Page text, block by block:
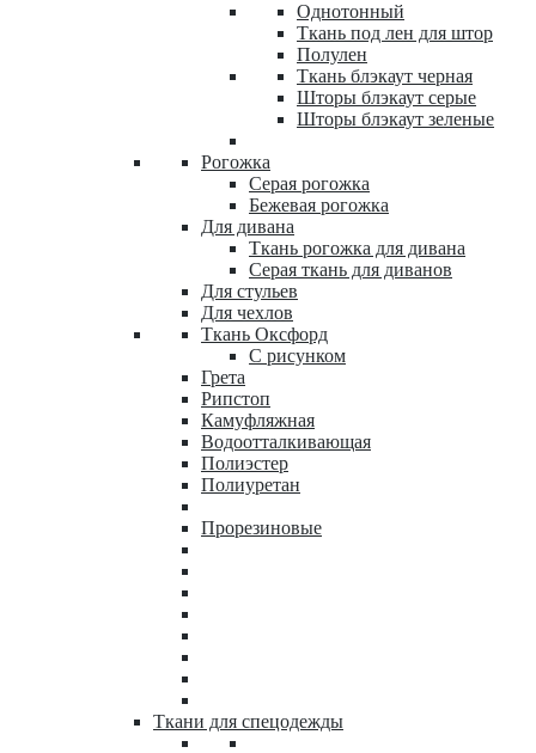
Однотонный
Ткань под лен для штор
Полулен
Ткань блэкаут черная
Шторы блэкаут серые
Шторы блэкаут зеленые
Рогожка
Серая рогожка
Бежевая рогожка
Для дивана
Ткань рогожка для дивана
Серая ткань для диванов
Для стульев
Для чехлов
Ткань Оксфорд
С рисунком
Грета
Рипстоп
Камуфляжная
Водоотталкивающая
Полиэстер
Полиуретан
Прорезиновые
Ткани для спецодежды